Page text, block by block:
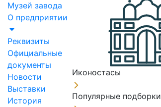
Музей завода
О предприятии
Реквизиты
Официальные
документы
Новости
Выставки
История
Иконостасы
Популярные подборки